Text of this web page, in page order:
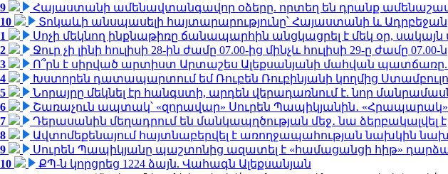
9
Հայաստանի ամենավտանգավոր օձերը. որտեղ են դրանք
10
Տոկաևի անսպասելի հայտարարությունը՝ Հայաստանի և
1
Սոչի մեկնող ինքնաթիռը ճանապարհին անցկացրել է մեկ օր, սակայն
2
Ջուր չի լինի հուլիսի 28-ին ժամը 07.00-ից մինչև հուլիսի 29-ը ժամը 07.00-ն
3
Ո՞րն է սիրված արտիստ Արտաշես Ալեքսանյանի մահվան
4
Խստորեն դատապարտում եմ Ռուբեն Ռուբինյանի կողմից
5
Նորայրը մեկնել էր հանգստի, արդեն վերադառնում է. նոր
6
Շառաչուն ապտակ՝ «զորավար» Սուրեն Պապիկյանին․ «Հրապարակ»
7
Դերասանին մեղադրում են մանկապղծության մեջ․ նա ձերբակալվել է
8
Ավտոմեքենայում հայտնաբերվել է առողջապահության նախկին
9
Սուրեն Պապիկյանը պաշտոնից ազատել է «համացանցի հիթ»
10
ՔՊ-ն կորցրեց 1224 ձայն. Վահագն Ալեքսանյան